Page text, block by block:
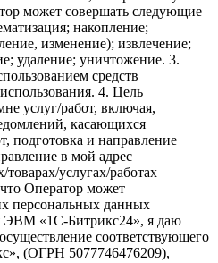
может совершать следующие
накопление;
изменение); извлечение;
удаление; уничтожение. 3.
средств
4. Цель
услуг/работ, включая,
касающихся
подготовка и направление
в мой адрес
услугах/работах
Оператор может
персональных данных
ЭВМ «1С-Битрикс24», я даю
соответствующего
(ОГРН 5077746476209),